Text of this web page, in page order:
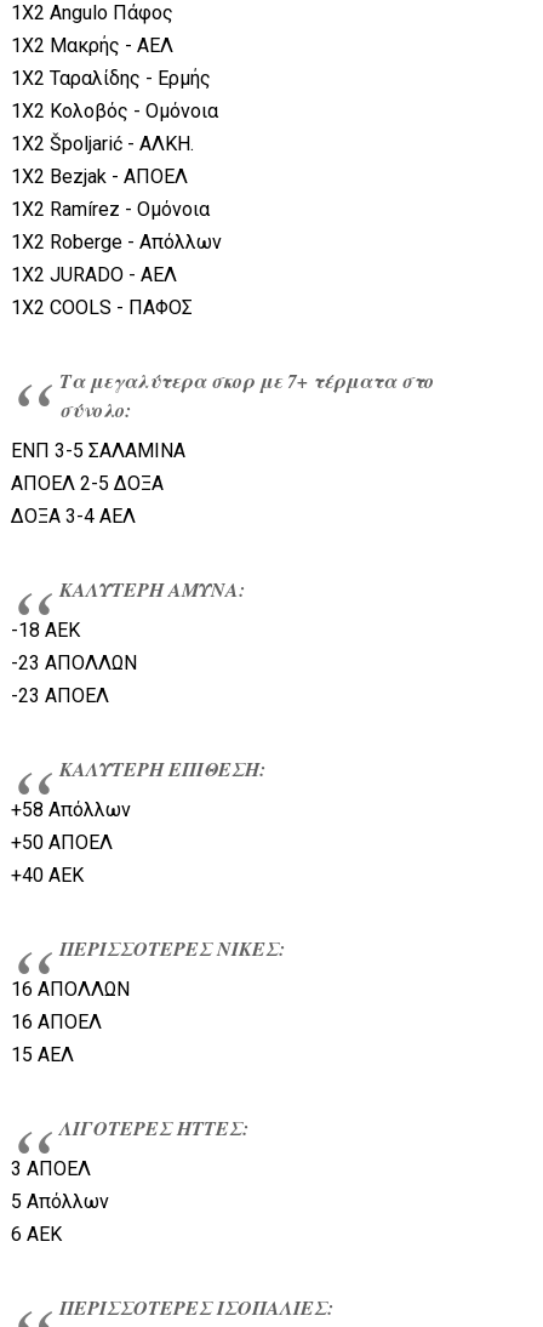
1Χ2 Angulo Πάφος
1Χ2 Μακρής - ΑΕΛ
1Χ2 Ταραλίδης - Ερμής
1Χ2 Κολοβός - Ομόνοια
1Χ2 Špoljarić - ΑΛΚΗ.
1Χ2 Bezjak - ΑΠΟΕΛ
1Χ2 Ramírez - Ομόνοια
1Χ2 Roberge - Απόλλων
1Χ2 JURADO - ΑΕΛ
1Χ2 COOLS - ΠΑΦΟΣ
Τα μεγαλύτερα σκορ με 7+ τέρματα στο
σύνολο:
ΕΝΠ 3-5 ΣΑΛΑΜΙΝΑ
ΑΠΟΕΛ 2-5 ΔΟΞΑ
ΔΟΞΑ 3-4 ΑΕΛ
ΚΑΛΥΤΕΡΗ ΑΜΥΝΑ:
-18 ΑΕΚ
-23 ΑΠΟΛΛΩΝ
-23 ΑΠΟΕΛ
ΚΑΛΥΤΕΡΗ ΕΠΙΘΕΣΗ:
+58 Απόλλων
+50 ΑΠΟΕΛ
+40 ΑΕΚ
ΠΕΡΙΣΣΟΤΕΡΕΣ ΝΙΚΕΣ:
16 ΑΠΟΛΛΩΝ
16 ΑΠΟΕΛ
15 ΑΕΛ
ΛΙΓΟΤΕΡΕΣ ΗΤΤΕΣ:
3 ΑΠΟΕΛ
5 Απόλλων
6 ΑΕΚ
ΠΕΡΙΣΣΟΤΕΡΕΣ ΙΣΟΠΑΛΙΕΣ: